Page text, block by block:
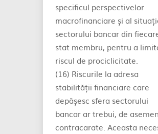
specificul perspectivelor
macrofinanciare și al
sectorului bancar din
stat membru, pentru a
riscul de prociclicitate.
(16) Riscurile la adresa
stabilității financiare care
depășesc sfera sectorului
bancar ar trebui, de
contracarate. Aceasta